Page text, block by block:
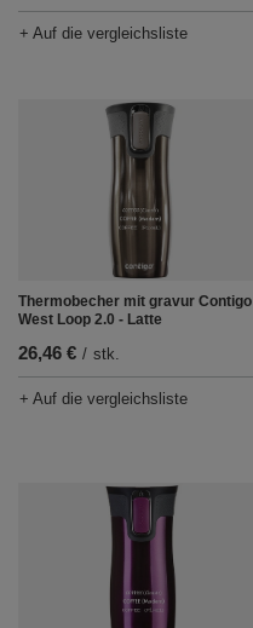
+ Auf die vergleichsliste
Thermobecher mit gravur Contigo
West Loop 2.0 - Latte
26,46 € / stk.
+ Auf die vergleichsliste